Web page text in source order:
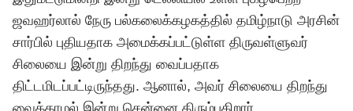
ஜவஹர்லால் நேரு பல்கலைக்கழகத்தில் தமிழ்நாடு அரசின்
சார்பில் புதியதாக அமைக்கப்பட்டுள்ள திருவள்ளுவர்
சிலையை இன்று திறந்து வைப்பதாக
திட்டமிடப்பட்டிருந்தது. ஆனால், அவர் சிலையை திறந்து
வைக்காமல் இன்று சென்னை திரும்புகிறார்.